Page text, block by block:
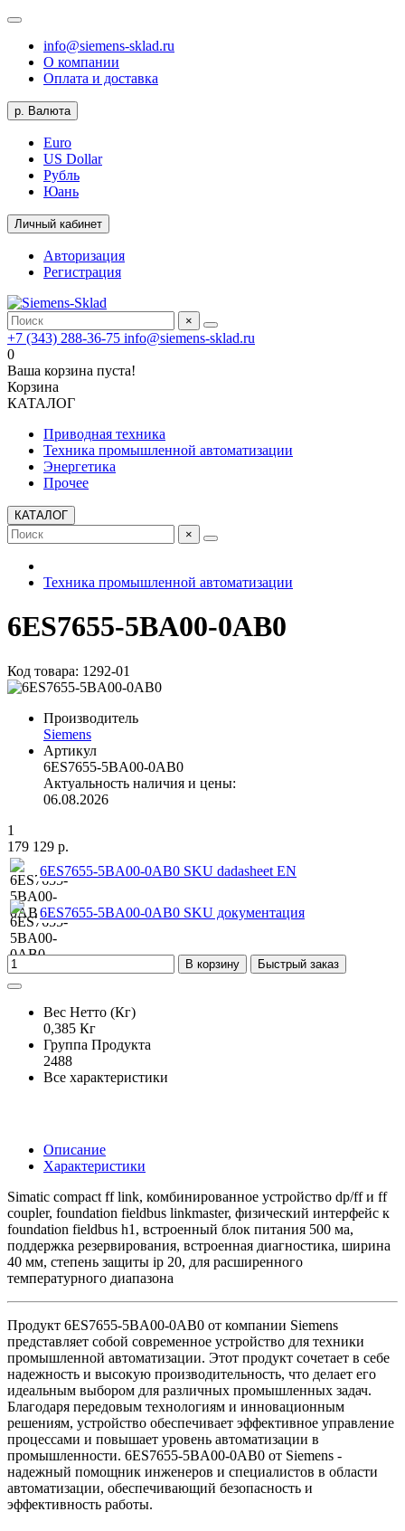
info@siemens-sklad.ru
О компании
Оплата и доставка
р. Валюта
Euro
US Dollar
Рубль
Юань
Личный кабинет
Авторизация
Регистрация
×
+7 (343) 288-36-75 info@siemens-sklad.ru
0
Ваша корзина пуста!
Корзина
КАТАЛОГ
Приводная техника
Техника промышленной автоматизации
Энергетика
Прочее
КАТАЛОГ
×
Техника промышленной автоматизации
6ES7655-5BA00-0AB0
Код товара: 1292-01
Производитель
Siemens
Артикул
6ES7655-5BA00-0AB0
Актуальность наличия и цены:
06.08.2026
1
179 129 р.
6ES7655-5BA00-0AB0 SKU dadasheet EN
6ES7655-5BA00-0AB0 SKU документация
В корзину Быстрый заказ
Вес Нетто (Кг)
0,385 Кг
Группа Продукта
2488
Все характеристики
Описание
Характеристики
Simatic compact ff link, комбинированное устройство dp/ff и ff
coupler, foundation fieldbus linkmaster, физический интерфейс к
foundation fieldbus h1, встроенный блок питания 500 ма,
поддержка резервирования, встроенная диагностика, ширина
40 мм, степень защиты ip 20, для расширенного
температурного диапазона
Продукт 6ES7655-5BA00-0AB0 от компании Siemens
представляет собой современное устройство для техники
промышленной автоматизации. Этот продукт сочетает в себе
надежность и высокую производительность, что делает его
идеальным выбором для различных промышленных задач.
Благодаря передовым технологиям и инновационным
решениям, устройство обеспечивает эффективное управление
процессами и повышает уровень автоматизации в
промышленности. 6ES7655-5BA00-0AB0 от Siemens -
надежный помощник инженеров и специалистов в области
автоматизации, обеспечивающий безопасность и
эффективность работы.